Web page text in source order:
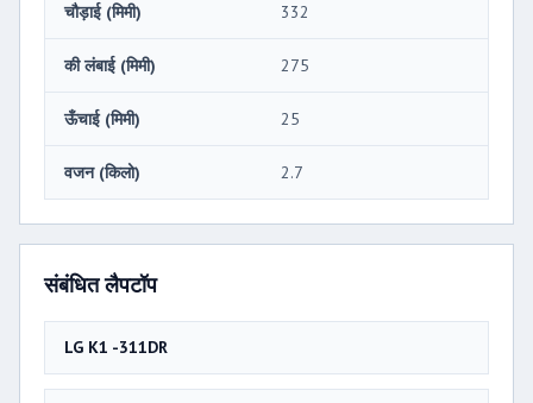
चौड़ाई (मिमी) 332
की लंबाई (मिमी) 275
ऊँचाई (मिमी) 25
वजन (किलो) 2.7
संबंधित लैपटॉप
LG K1 -311DR